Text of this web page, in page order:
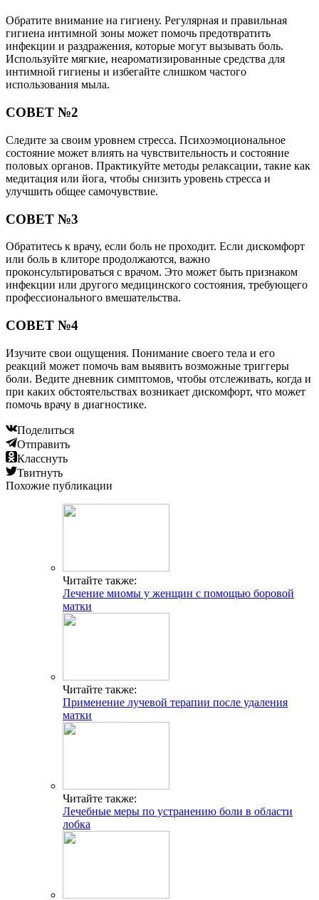
Обратите внимание на гигиену. Регулярная и правильная
гигиена интимной зоны может помочь предотвратить
инфекции и раздражения, которые могут вызывать боль.
Используйте мягкие, неароматизированные средства для
интимной гигиены и избегайте слишком частого
использования мыла.
СОВЕТ №2
Следите за своим уровнем стресса. Психоэмоциональное
состояние может влиять на чувствительность и состояние
половых органов. Практикуйте методы релаксации, такие как
медитация или йога, чтобы снизить уровень стресса и
улучшить общее самочувствие.
СОВЕТ №3
Обратитесь к врачу, если боль не проходит. Если дискомфорт
или боль в клиторе продолжаются, важно
проконсультироваться с врачом. Это может быть признаком
инфекции или другого медицинского состояния, требующего
профессионального вмешательства.
СОВЕТ №4
Изучите свои ощущения. Понимание своего тела и его
реакций может помочь вам выявить возможные триггеры
боли. Ведите дневник симптомов, чтобы отслеживать, когда и
при каких обстоятельствах возникает дискомфорт, что может
помочь врачу в диагностике.
Поделиться
Отправить
Класснуть
Твитнуть
Похожие публикации
Читайте также:
Лечение миомы у женщин с помощью боровой
матки
Читайте также:
Применение лучевой терапии после удаления
матки
Читайте также:
Лечебные меры по устранению боли в области
лобка